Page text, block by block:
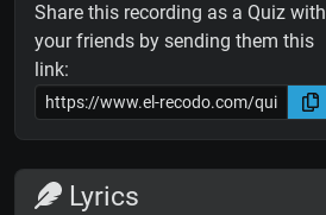
Share this recording as a Quiz with
your friends by sending them this
link:
Lyrics